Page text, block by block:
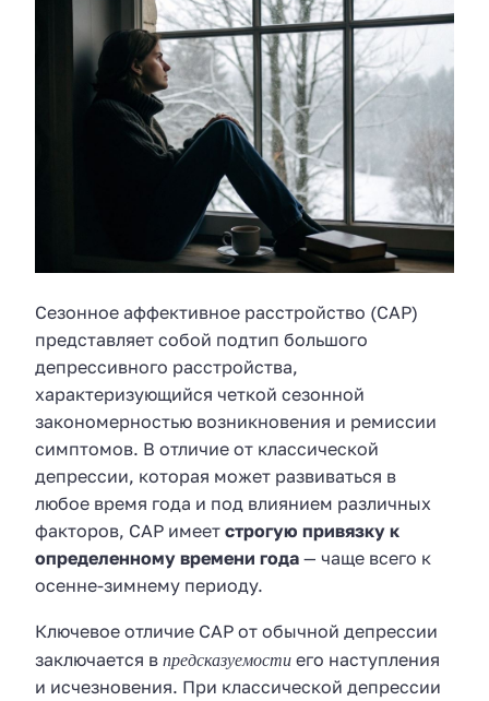
Сезонное аффективное расстройство (САР)
представляет собой подтип большого
депрессивного расстройства,
характеризующийся четкой сезонной
закономерностью возникновения и ремиссии
симптомов. В отличие от классической
депрессии, которая может развиваться в
любое время года и под влиянием различных
факторов, САР имеет строгую привязку к
определенному времени года — чаще всего к
осенне-зимнему периоду.
Ключевое отличие САР от обычной депрессии
заключается в предсказуемости его наступления
и исчезновения. При классической депрессии